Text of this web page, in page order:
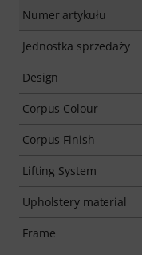
Numer artykułu
Jednostka sprzedaży
Design
Corpus Colour
Corpus Finish
Lifting System
Upholstery material
Frame